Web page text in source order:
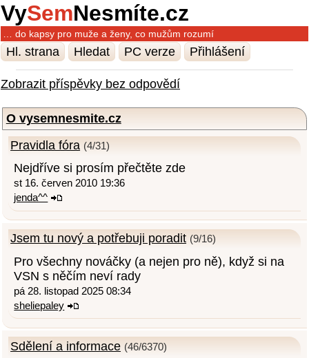
VySemNesmíte.cz
… do kapsy pro muže a ženy, co mužům rozumí
Hl. strana Hledat PC verze Přihlášení
Zobrazit příspěvky bez odpovědí
O vysemnesmite.cz
Pravidla fóra (4/31)
Nejdříve si prosím přečtěte zde
st 16. červen 2010 19:36
jenda^^
Jsem tu nový a potřebuji poradit (9/16)
Pro všechny nováčky (a nejen pro ně), když si na
VSN s něčím neví rady
pá 28. listopad 2025 08:34
sheliepaley
Sdělení a informace (46/6370)